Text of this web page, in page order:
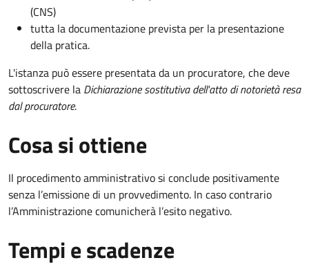
(CNS)
tutta la documentazione prevista per la presentazione
della pratica.
L'istanza può essere presentata da un procuratore, che deve
sottoscrivere la Dichiarazione sostitutiva dell'atto di notorietà resa
dal procuratore.
Cosa si ottiene
Il procedimento amministrativo si conclude positivamente
senza l’emissione di un provvedimento. In caso contrario
l’Amministrazione comunicherà l’esito negativo.
Tempi e scadenze